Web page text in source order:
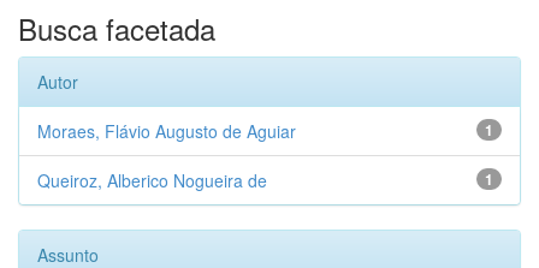
Busca facetada
Autor
1
Moraes, Flávio Augusto de Aguiar
1
Queiroz, Alberico Nogueira de
Assunto